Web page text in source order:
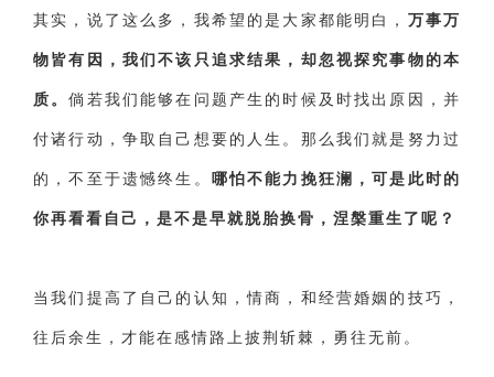
其实，说了这么多，我希望的是大家都能明白， 万事万
物皆有因，我们不该只追求结果，却忽视探究事物的本
质。倘若我们能够在问题产生的时候及时找出原因，并
付诸行动，争取自己想要的人生。那么我们就是努力过
的，不至于遗憾终生。 哪怕不能力挽狂澜，可是此时的
你再看看自己，是不是早就脱胎换骨，涅槃重生了呢？
当我们提高了自己的认知，情商，和经营婚姻的技巧，
往后余生，才能在感情路上披荆斩棘，勇往无前。